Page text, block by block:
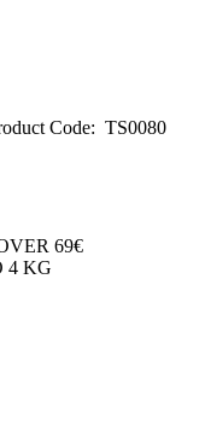
Code: TS0080
69€
4 KG